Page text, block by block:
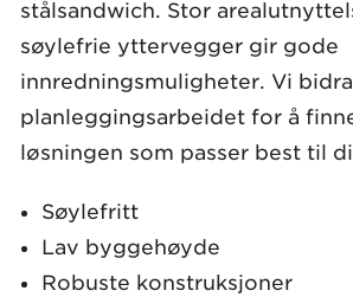
stålsandwich. Stor
søylefrie yttervegger gir gode
innredningsmuligheter. Vi
planleggingsarbeidet for å
løsningen som passer best til
Søylefritt
Lav byggehøyde
Robuste konstruksjoner